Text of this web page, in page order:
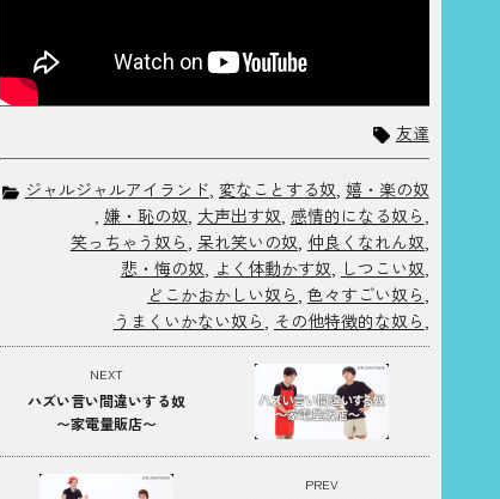
友達
ジャルジャルアイランド, 変なことする奴, 嬉・楽の奴
, 嫌・恥の奴, 大声出す奴, 感情的になる奴ら,
笑っちゃう奴ら, 呆れ笑いの奴, 仲良くなれん奴,
悲・悔の奴, よく体動かす奴, しつこい奴,
どこかおかしい奴ら, 色々すごい奴ら,
うまくいかない奴ら, その他特徴的な奴ら,
PREV
NEXT
ハズい言い間違いする奴
〜家電量販店〜